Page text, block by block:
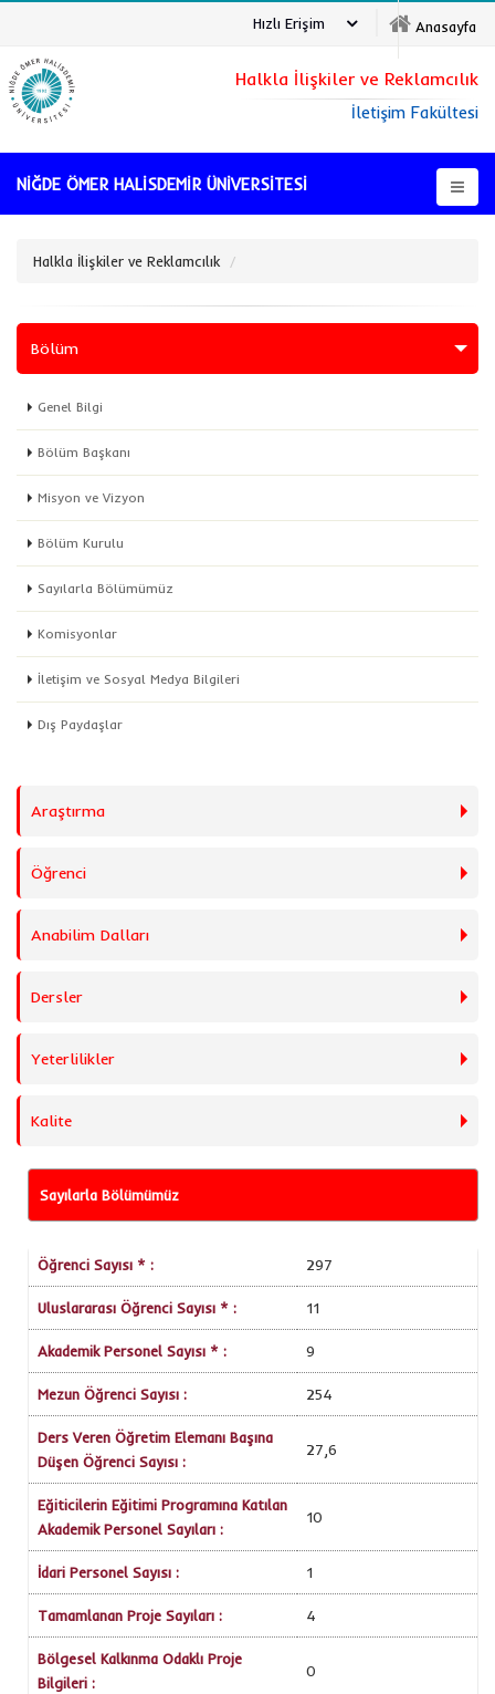
Anasayfa
Hızlı Erişim
NİĞDE ÖMER HALİSDEMİR ÜNİVERSİTESİ
Halkla İlişkiler ve Reklamcılık
İletişim Fakültesi
Halkla İlişkiler ve Reklamcılık
Bölüm
Genel Bilgi
Bölüm Başkanı
Misyon ve Vizyon
Bölüm Kurulu
Sayılarla Bölümümüz
Komisyonlar
İletişim ve Sosyal Medya Bilgileri
Dış Paydaşlar
Araştırma
Öğrenci
Anabilim Dalları
Dersler
Yeterlilikler
Kalite
Sayılarla Bölümümüz
Öğrenci Sayısı * : 297
Uluslararası Öğrenci Sayısı * : 11
Akademik Personel Sayısı * : 9
Mezun Öğrenci Sayısı : 254
Ders Veren Öğretim Elemanı Başına
Düşen Öğrenci Sayısı :
27,6
Eğiticilerin Eğitimi Programına Katılan
Akademik Personel Sayıları :
10
İdari Personel Sayısı : 1
Tamamlanan Proje Sayıları : 4
Bölgesel Kalkınma Odaklı Proje
Bilgileri :
0